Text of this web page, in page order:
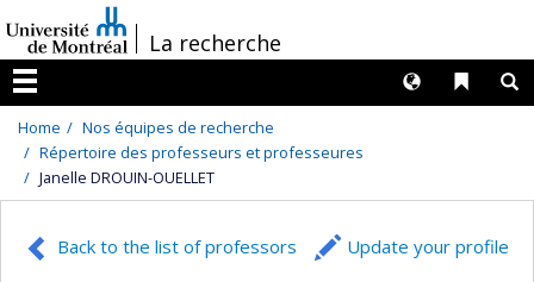
au
contenu
/La recherche
Menu
Liens
Langues
Home
Nos équipes de recherche
Répertoire des professeurs et professeures
Janelle DROUIN-OUELLET
Back to the list of professors Update your profile